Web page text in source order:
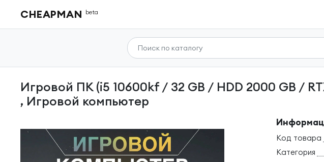
CHEAPMAN beta
Игровой ПК (i5 10600kf / 32 GB / HDD 2000 GB / RTX 3070 8GB / 800W ) Системный блок
, Игровой компьютер
Код товара
Категория